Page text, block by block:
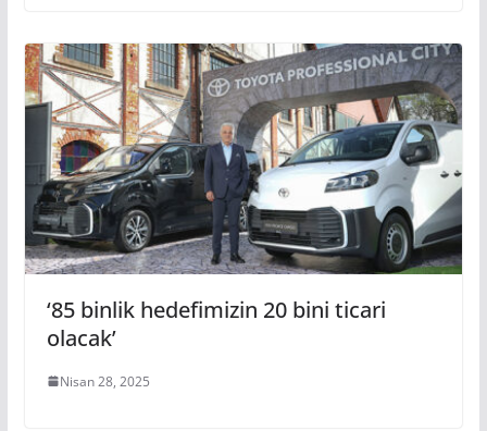
‘85 binlik hedefimizin 20 bini ticari
olacak’
Nisan 28, 2025